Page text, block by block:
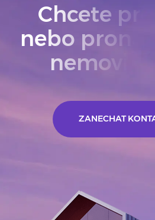
Chcete
nebo
ZANECHAT